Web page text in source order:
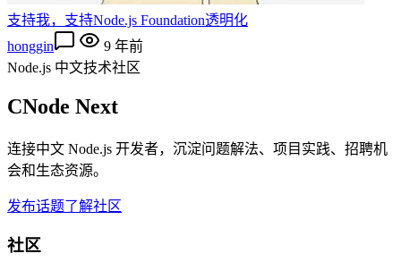
支持我，支持Node.js Foundation透明化
honggin
9 年前
Node.js 中文技术社区
CNode Next
连接中文 Node.js 开发者，沉淀问题解法、项目实践、招聘机
会和生态资源。
发布话题了解社区
社区